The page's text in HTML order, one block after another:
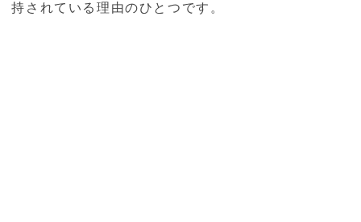
持されている理由のひとつです。